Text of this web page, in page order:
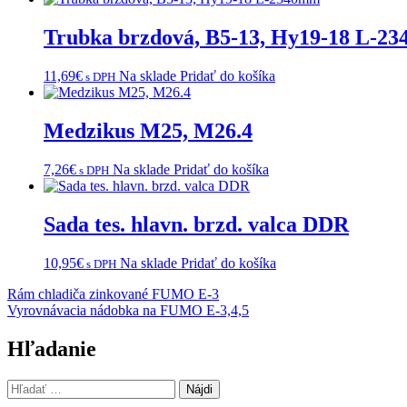
Trubka brzdová, B5-13, Hy19-18 L-
11,69€ s DPH Na sklade Pridať do košíka
Medzikus M25, M26.4
7,26€ s DPH Na sklade Pridať do košíka
Sada tes. hlavn. brzd. valca DDR
10,95€ s DPH Na sklade Pridať do košíka
Navigácia
v
článku
Rám chladiča zinkované FUMO E-3
Vyrovnávacia nádobka na FUMO E-3,4,5
Hľadanie
Hľadať: